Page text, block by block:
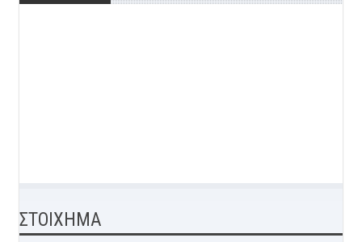
ΣΤΟΙΧΗΜΑ